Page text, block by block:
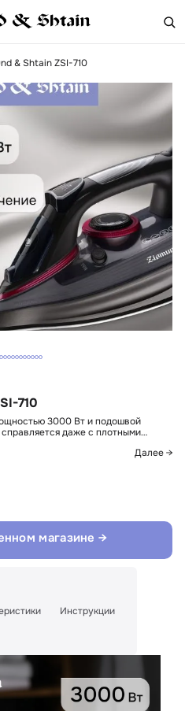
& Shtain ZSI-710
710
3000 Вт и подошвой
даже с плотными…
Далее →
магазине →
Инструкции